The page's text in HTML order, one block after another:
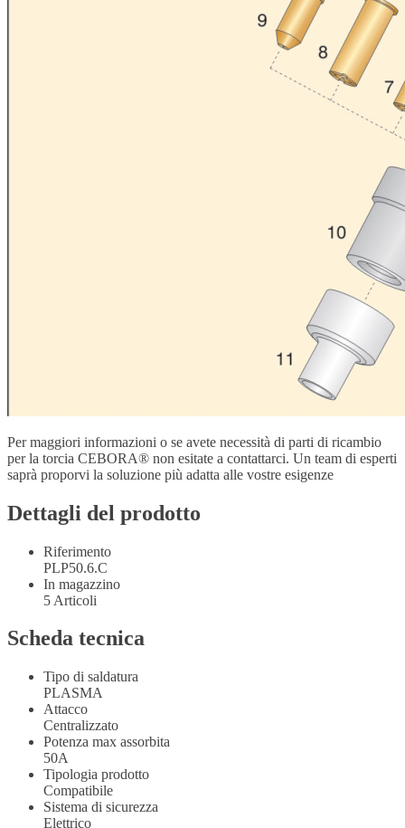
Per maggiori informazioni o se avete necessità di parti di ricambio
per la torcia CEBORA® non esitate a contattarci. Un team di esperti
saprà proporvi la soluzione più adatta alle vostre esigenze
Dettagli del prodotto
Riferimento
PLP50.6.C
In magazzino
5 Articoli
Scheda tecnica
Tipo di saldatura
PLASMA
Attacco
Centralizzato
Potenza max assorbita
50A
Tipologia prodotto
Compatibile
Sistema di sicurezza
Elettrico